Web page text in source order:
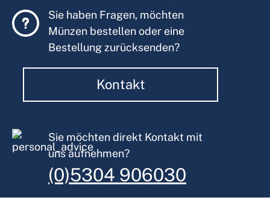
Sie haben Fragen, möchten
Münzen bestellen oder eine
Bestellung zurücksenden?
Kontakt
Sie möchten direkt Kontakt mit
uns aufnehmen?
(0)5304 906030